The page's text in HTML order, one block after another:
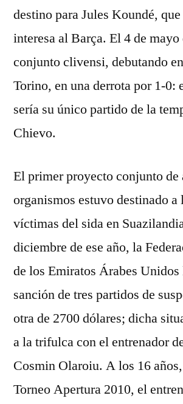
destino para Jules Koundé,
interesa al Barça. El 4 de
conjunto clivensi, debutando
Torino, en una derrota por 1-0:
sería su único partido de la
Chievo.
El primer proyecto conjunto de
organismos estuvo destinado a
víctimas del sida en
diciembre de ese año, la
de los Emiratos Árabes
sanción de tres partidos de
otra de 2700 dólares; dicha
a la trifulca con el entrenador
Cosmin Olaroiu. A los 16
Torneo Apertura 2010, el